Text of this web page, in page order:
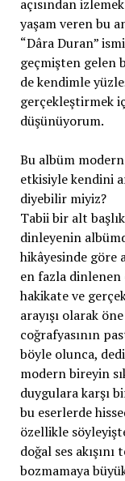
açısından
yaşam veren bu
“Dâra Duran”
geçmişten gelen
de kendimle
gerçekleştirmek
düşünüyorum.
Bu albüm
etkisiyle kendini
diyebilir miyiz?
Tabii bir alt
dinleyenin
hikâyesinde göre
en fazla dinlenen
hakikate ve
arayışı olarak
coğrafyasının
böyle olunca,
modern bireyin
duygulara karşı
bu eserlerde
özellikle
doğal ses
bozmamaya